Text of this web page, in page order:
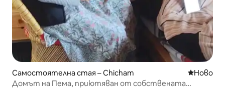
Самостоятелна стая – Chicham Ново
Ново
Домът на Пема, приютяван от собствената